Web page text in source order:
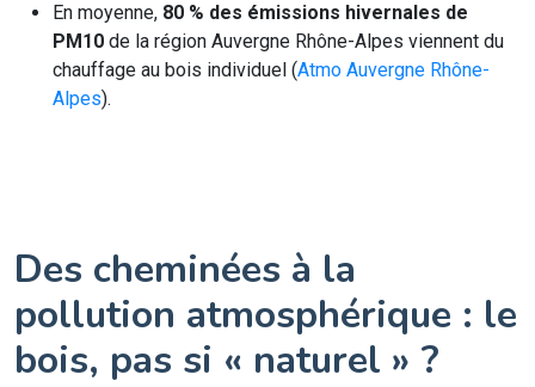
En moyenne, 80 % des émissions hivernales de
PM10 de la région Auvergne Rhône-Alpes viennent du
chauffage au bois individuel (Atmo Auvergne Rhône-
Alpes).
Des cheminées à la
pollution atmosphérique : le
bois, pas si « naturel » ?